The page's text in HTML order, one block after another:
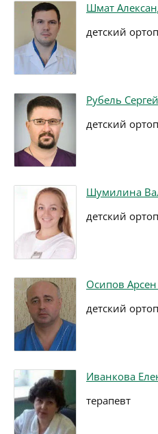
Шмат
детский
Рубель
детский
Шумилина
детский
Осипов
детский
Иванкова
терапевт